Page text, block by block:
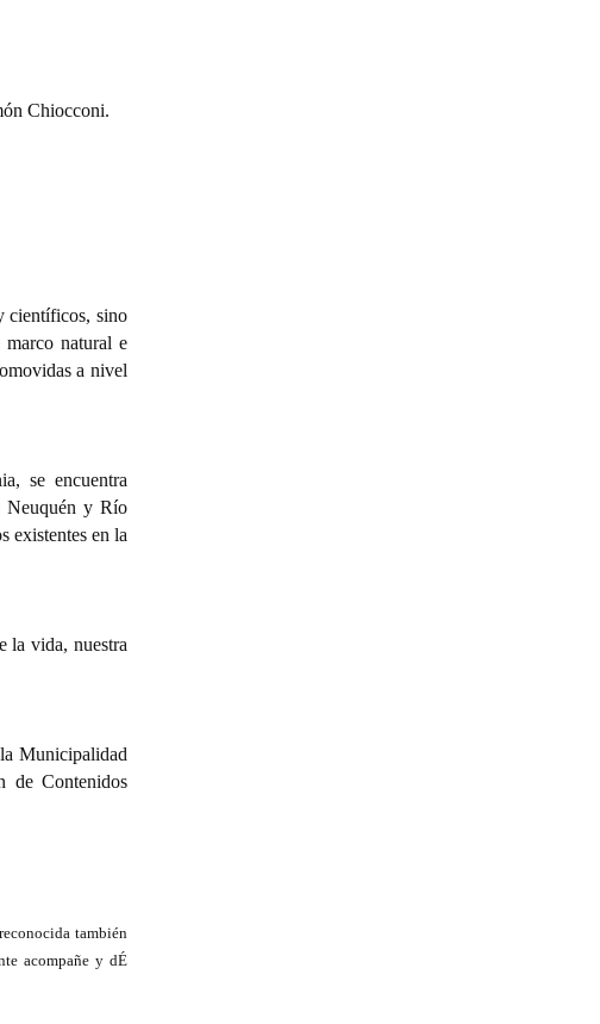
Chiocconi.
científicos, sino
natural e
a nivel
se encuentra
Neuquén y Río
existentes en la
la vida, nuestra
Municipalidad
de Contenidos
también
acompañe y dÉ